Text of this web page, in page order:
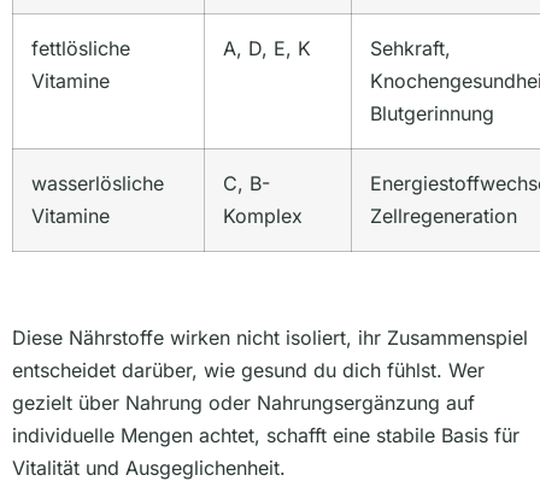
fettlösliche
Vitamine
A, D, E, K
Sehkraft,
Blutgerinnung
wasserlösliche
Vitamine
C, B-
Komplex
Zellregeneration
Diese Nährstoffe wirken nicht isoliert, ihr Zusammenspiel
entscheidet darüber, wie gesund du dich fühlst. Wer
gezielt über Nahrung oder Nahrungsergänzung auf
individuelle Mengen achtet, schafft eine stabile Basis für
Vitalität und Ausgeglichenheit.